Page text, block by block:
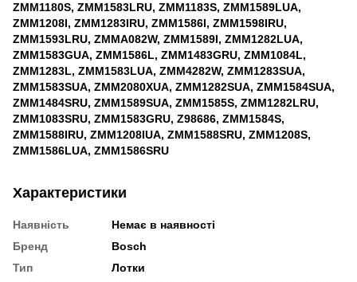
ZMM1180S, ZMM1583LRU, ZMM1183S, ZMM1589LUA,
ZMM1208I, ZMM1283IRU, ZMM1586I, ZMM1598IRU,
ZMM1593LRU, ZMMA082W, ZMM1589I, ZMM1282LUA,
ZMM1583GUA, ZMM1586L, ZMM1483GRU, ZMM1084L,
ZMM1283L, ZMM1583LUA, ZMM4282W, ZMM1283SUA,
ZMM1583SUA, ZMM2080XUA, ZMM1282SUA, ZMM1584SUA,
ZMM1484SRU, ZMM1589SUA, ZMM1585S, ZMM1282LRU,
ZMM1083SRU, ZMM1583GRU, Z98686, ZMM1584S,
ZMM1588IRU, ZMM1208IUA, ZMM1588SRU, ZMM1208S,
ZMM1586LUA, ZMM1586SRU
Характеристики
Наявність
Немає в наявності
Бренд
Bosch
Тип
Лотки